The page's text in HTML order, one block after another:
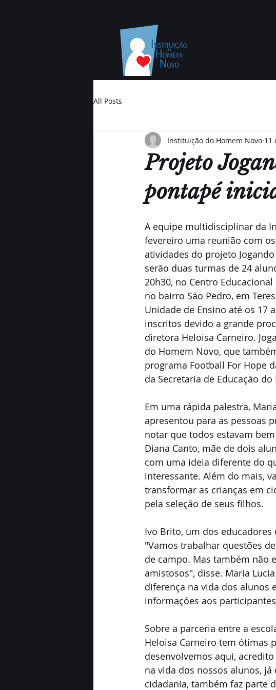
All Posts
Projeto
pontapé
Instituição do Homem Novo 11
A equipe multidisciplinar da
fevereiro uma reunião com
atividades do projeto
serão duas turmas de 24
20h30, no Centro Educacional
no bairro São Pedro, em
Unidade de Ensino até os 17
inscritos devido a grande
diretora Heloisa Carneiro.
do Homem Novo, que
programa Football For Hope
da Secretaria de Educação
Em uma rápida palestra,
apresentou para as pessoas
notar que todos estavam
Diana Canto, mãe de dois
com uma ideia diferente do
interessante. Além do mais,
transformar as crianças em
pela seleção de seus filhos.
Ivo Brito, um dos
"Vamos trabalhar questões
de campo. Mas também não
amistosos", disse. Maria
diferença na vida dos alunos
informações aos
Sobre a parceria entre a
Heloisa Carneiro tem ótimas
desenvolvemos aqui,
na vida dos nossos alunos,
cidadania, também faz parte